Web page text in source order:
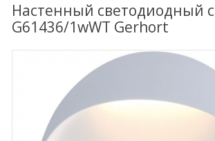
Настенный светодиодный
G61436/1wWT Gerhort